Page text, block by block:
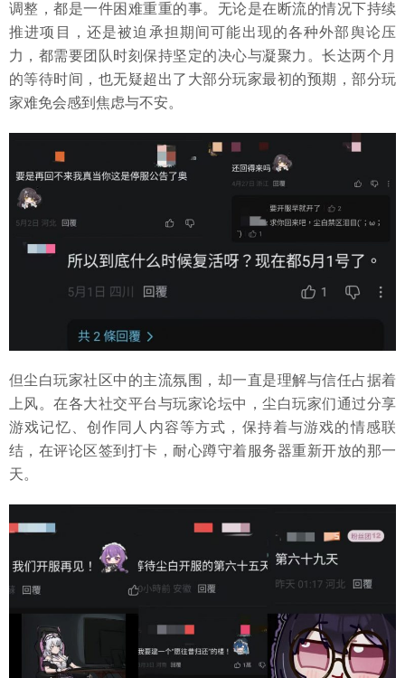
调整，都是一件困难重重的事。无论是在断流的情况下持续
推进项目，还是被迫承担期间可能出现的各种外部舆论压
力，都需要团队时刻保持坚定的决心与凝聚力。长达两个月
的等待时间，也无疑超出了大部分玩家最初的预期，部分玩
家难免会感到焦虑与不安。
但尘白玩家社区中的主流氛围，却一直是理解与信任占据着
上风。在各大社交平台与玩家论坛中，尘白玩家们通过分享
游戏记忆、创作同人内容等方式，保持着与游戏的情感联
结，在评论区签到打卡，耐心蹲守着服务器重新开放的那一
天。